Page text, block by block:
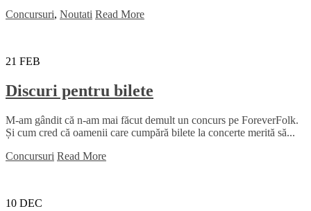
Concursuri, Noutati Read More
21 FEB
Discuri pentru bilete
M-am gândit că n-am mai făcut demult un concurs pe ForeverFolk.
Și cum cred că oamenii care cumpără bilete la concerte merită să...
Concursuri Read More
10 DEC